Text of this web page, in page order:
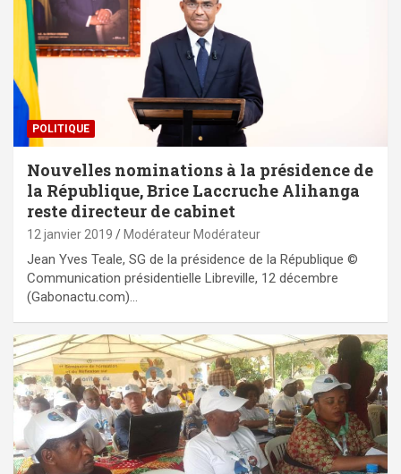
POLITIQUE
Nouvelles nominations à la présidence de
la République, Brice Laccruche Alihanga
reste directeur de cabinet
12 janvier 2019 Modérateur Modérateur
Jean Yves Teale, SG de la présidence de la République ©
Communication présidentielle Libreville, 12 décembre
(Gabonactu.com)…